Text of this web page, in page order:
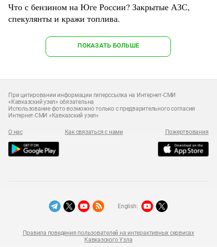
Что с бензином на Юге России? Закрытые АЗС,
спекулянты и кражи топлива.
ПОКАЗАТЬ БОЛЬШЕ
При цитировании информации гиперссылка на Интернет-СМИ
«Кавказский узел» обязательна
Использование фото возможно только с предварительного согласия
Интернет-СМИ «Кавказский узел»
О нас Как связаться с нами Пожертвования
Правила поведения пользователей на интерактивных сервисах
Кавказского Узла
English: